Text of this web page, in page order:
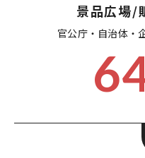
景品広場/
官公庁・自治体・